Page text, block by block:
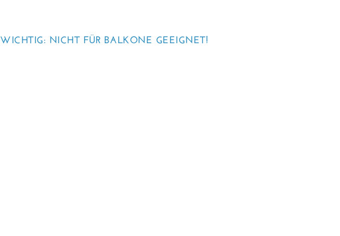
WICHTIG: NICHT FÜR BALKONE GEEIGNET!